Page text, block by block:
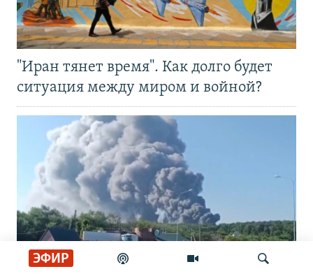
ЭФИР
"Иран тянет время". Как долго будет
ситуация между миром и войной?